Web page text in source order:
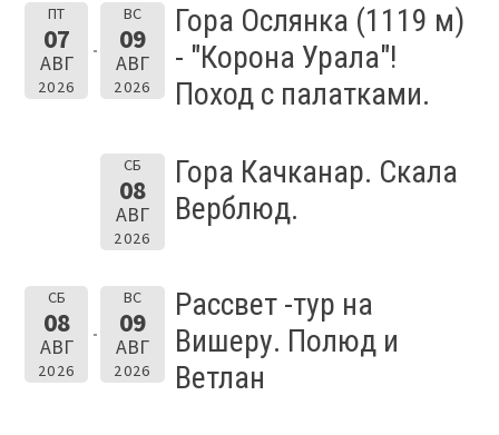
ПТ
07
АВГ
2026
ВС
09
АВГ
2026
Гора Ослянка (1119 м)
- "Корона Урала"!
Поход с палатками.
СБ
08
АВГ
2026
Гора Качканар. Скала
Верблюд.
СБ
08
АВГ
2026
ВС
09
АВГ
2026
Рассвет -тур на
Вишеру. Полюд и
Ветлан